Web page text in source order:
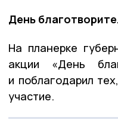
День
На планерке
акции «День
и поблагодарил
участие.